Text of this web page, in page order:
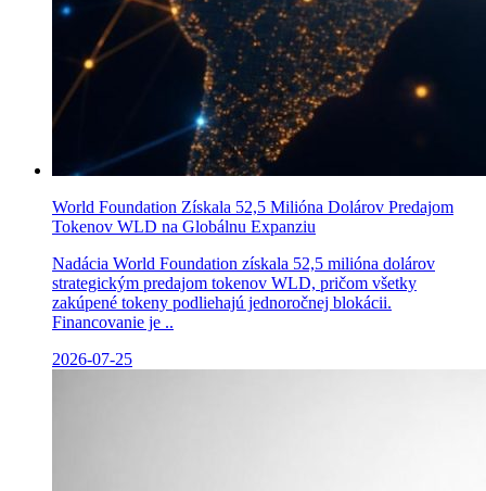
World Foundation Získala 52,5 Milióna Dolárov Predajom
Tokenov WLD na Globálnu Expanziu
Nadácia World Foundation získala 52,5 milióna dolárov
strategickým predajom tokenov WLD, pričom všetky
zakúpené tokeny podliehajú jednoročnej blokácii.
Financovanie je ..
2026-07-25